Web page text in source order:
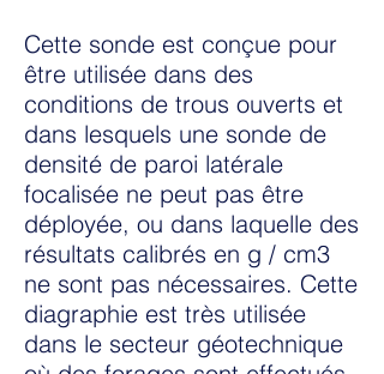
Cette sonde est conçue pour
être utilisée dans des
conditions de trous ouverts et
dans lesquels une sonde de
densité de paroi latérale
focalisée ne peut pas être
déployée, ou dans laquelle des
résultats calibrés en g / cm3
ne sont pas nécessaires. Cette
diagraphie est très utilisée
dans le secteur géotechnique